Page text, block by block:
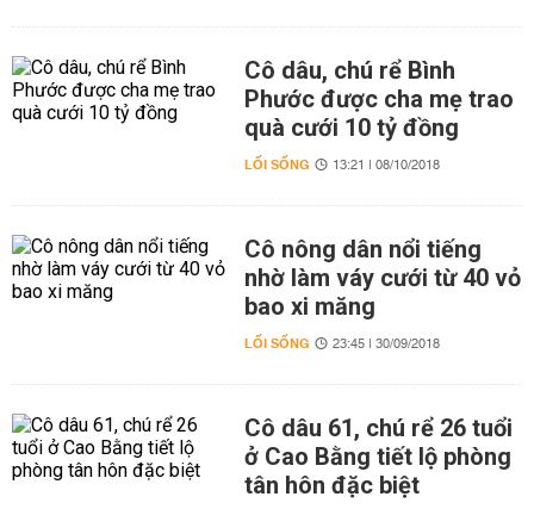
Cô dâu, chú rể Bình
Phước được cha mẹ trao
quà cưới 10 tỷ đồng
LỐI SỐNG 13:21 | 08/10/2018
Cô nông dân nổi tiếng
nhờ làm váy cưới từ 40 vỏ
bao xi măng
LỐI SỐNG 23:45 | 30/09/2018
Cô dâu 61, chú rể 26 tuổi
ở Cao Bằng tiết lộ phòng
tân hôn đặc biệt